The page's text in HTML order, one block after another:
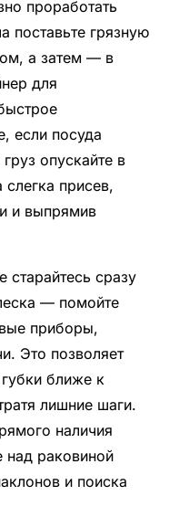
проработать
поставьте грязную
а затем — в
для
если посуда
опускайте в
слегка присев,
и выпрямив
старайтесь сразу
— помойте
приборы,
Это позволяет
ближе к
лишние шаги.
наличия
над раковиной
и поиска